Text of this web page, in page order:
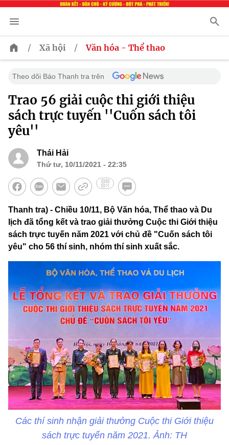
/ Xã hội / Văn hóa - Thể thao
Theo dõi Báo Thanh tra trên
Trao 56 giải cuộc thi giới thiệu
sách trực tuyến ''Cuốn sách tôi
yêu''
Thái Hải
Thứ tư, 10/11/2021 - 22:35
Thanh tra) - Chiều 10/11, Bộ Văn hóa, Thể thao và Du
lịch đã tổng kết và trao giải thưởng Cuộc thi Giới thiệu
sách trực tuyến năm 2021 với chủ đề "Cuốn sách tôi
yêu" cho 56 thí sinh, nhóm thí sinh xuất sắc.
Các thí sinh nhận giải thưởng Cuộc thi Giới thiệu
sách trực tuyến năm 2021. Ảnh: TH